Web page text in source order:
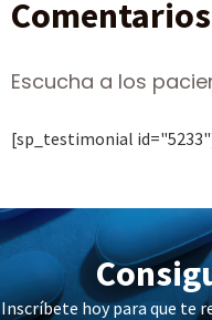
Escucha a los
[sp_testimonial
Inscríbete hoy para que te